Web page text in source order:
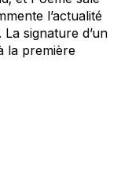
l’actualité
signature d’un
la première